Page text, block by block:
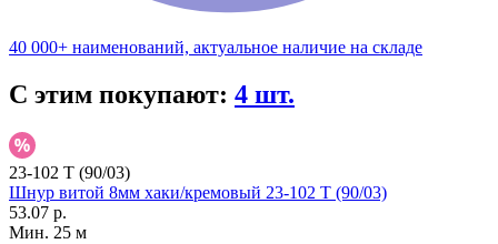
40 000+ наименований, актуальное наличие на складе
С этим покупают: 4 шт.
23-102 T (90/03)
Шнур витой 8мм хаки/кремовый 23-102 T (90/03)
53.07 р.
Мин. 25 м